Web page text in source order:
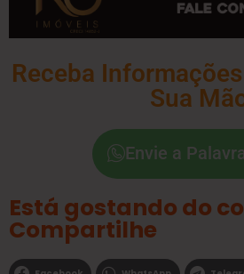
Receba
Sua
Envie a
Está gostando do
Compartilhe